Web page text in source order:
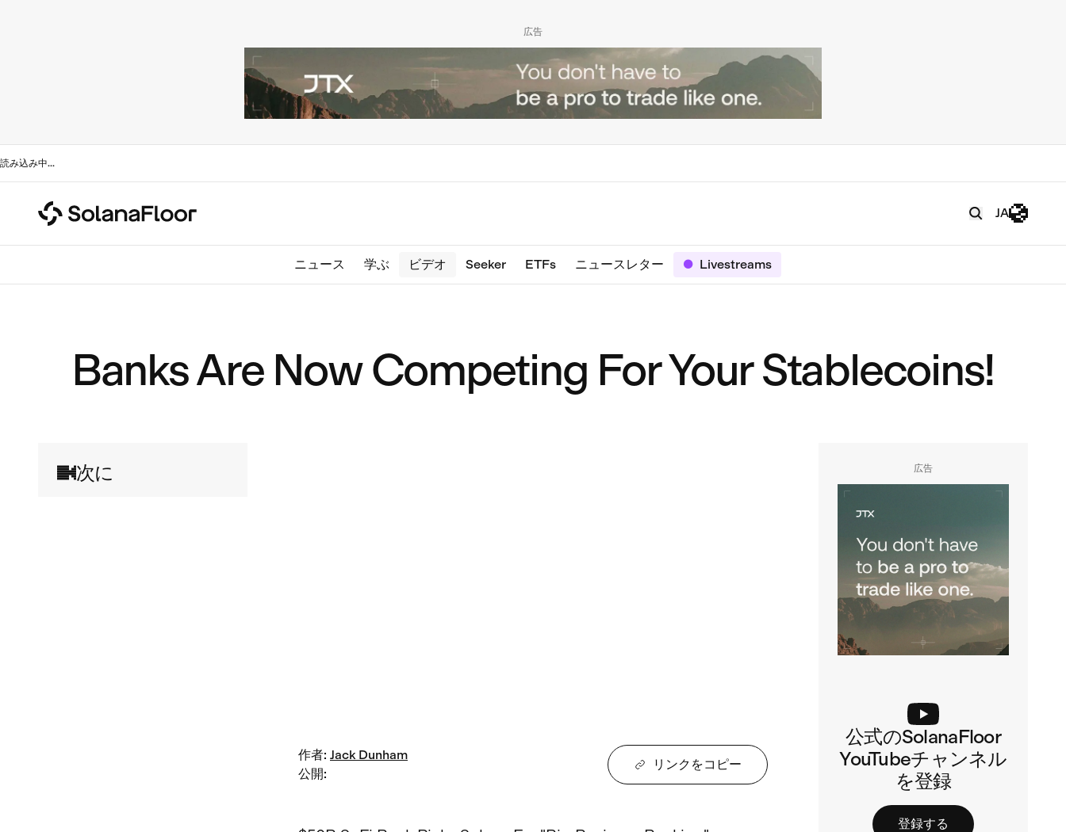
広告
読み込み中...
JA
ニュース 学ぶ ビデオ Seeker ETFs ニュースレター Livestreams
Banks Are Now Competing For Your Stablecoins!
次に
作者: Jack Dunham
公開:
リンクをコピー
広告
公式のSolanaFloor
YouTubeチャンネル
を登録
登録する